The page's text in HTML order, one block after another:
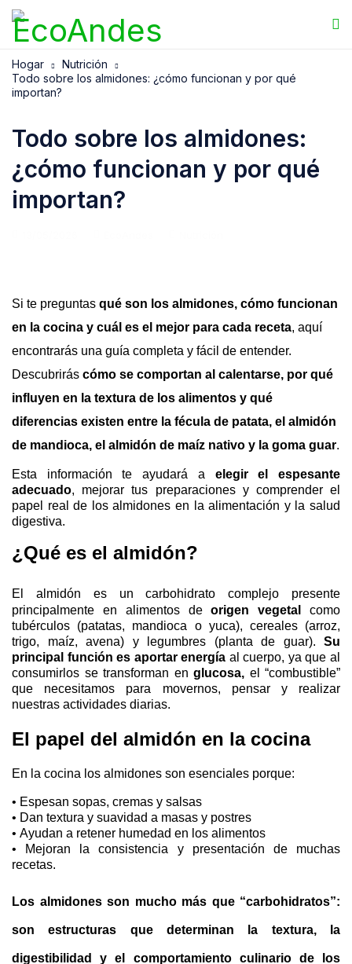
Hogar
Nutrición
Todo sobre los almidones: ¿cómo funcionan y por qué
importan?
Todo sobre los almidones:
¿cómo funcionan y por qué
importan?
Si te preguntas qué son los almidones, cómo funcionan
en la cocina y cuál es el mejor para cada receta, aquí
encontrarás una guía completa y fácil de entender.
Descubrirás cómo se comportan al calentarse, por qué
influyen en la textura de los alimentos y qué
diferencias existen entre la fécula de patata, el almidón
de mandioca, el almidón de maíz nativo y la goma guar.
Esta información te ayudará a elegir el espesante
adecuado, mejorar tus preparaciones y comprender el
papel real de los almidones en la alimentación y la salud
digestiva.
¿Qué es el almidón?
El almidón es un carbohidrato complejo presente
principalmente en alimentos deorigen vegetal
como
tubérculos (patatas, mandioca o yuca), cereales (arroz,
trigo, maíz, avena) y legumbres (planta de guar). Su
principal función es aportar energía al cuerpo, ya que al
consumirlos se transforman en glucosa, el “combustible”
que necesitamos para movernos, pensar y realizar
nuestras actividades diarias.
El papel del almidón en la cocina
En la cocina los almidones son esenciales porque:
• Espesan sopas, cremas y salsas
• Dan textura y suavidad a masas y postres
• Ayudan a retener humedad en los alimentos
• Mejoran la consistencia y presentación de muchas
recetas.
Los almidones son mucho más que “carbohidratos”:
son estructuras que determinan la textura, la
digestibilidad y el comportamiento culinario de los